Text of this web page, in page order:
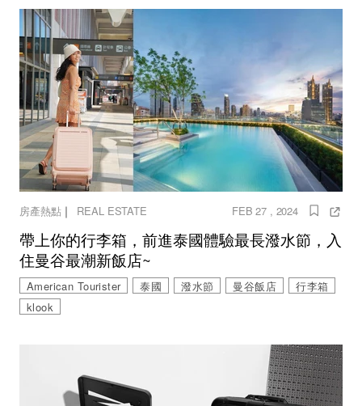
房產熱點｜ REAL ESTATE FEB 27 , 2024
帶上你的行李箱，前進泰國體驗最長潑水節，入
住曼谷最潮新飯店~
American Tourister 泰國 潑水節 曼谷飯店
行李箱
klook